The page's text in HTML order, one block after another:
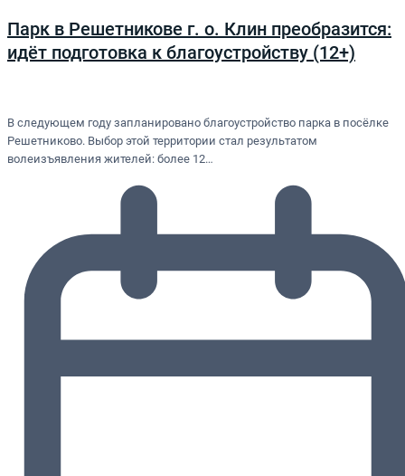
Парк в Решетникове г. о. Клин преобразится:
идёт подготовка к благоустройству (12+)
В следующем году запланировано благоустройство парка в посёлке
Решетниково. Выбор этой территории стал результатом
волеизъявления жителей: более 12…